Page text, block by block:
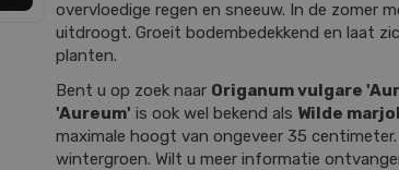
overvloedige regen en sneeuw. In de zomer
uitdroogt. Groeit bodembedekkend en laat
planten.
Bent u op zoek naar Origanum vulgare
'Aureum' is ook wel bekend als Wilde
maximale hoogt van ongeveer 35 centimeter.
wintergroen. Wilt u meer informatie